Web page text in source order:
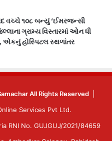
વચ્ચે ૧૦૮ બન્યું ‘ઈમરજન્સી
ગ્રામ્ય વિસ્તારમાં ઓન ધી
એકનું હોસ્પિટલ સ્થળાંતર
All Rights Reserved
Services Pvt Ltd.
RNI No. GUJGUJ/2021/84659